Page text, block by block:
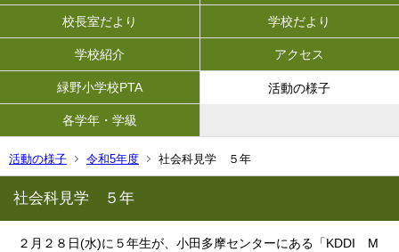
校長室だより 学校だより
学校紹介 アクセス
緑野小学校PTA 活動の様子
各学年・学級
活動の様子 令和5年度 社会科見学 ５年
社会科見学 ５年
２月２８日(水)に５年生が、小田多摩センターにある「KDDI M